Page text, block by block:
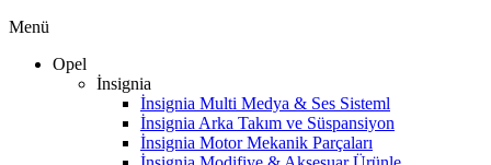
Menü
Opel
İnsignia
İnsignia Multi Medya & Ses Sisteml
İnsignia Arka Takım ve Süspansiyon
İnsignia Motor Mekanik Parçaları